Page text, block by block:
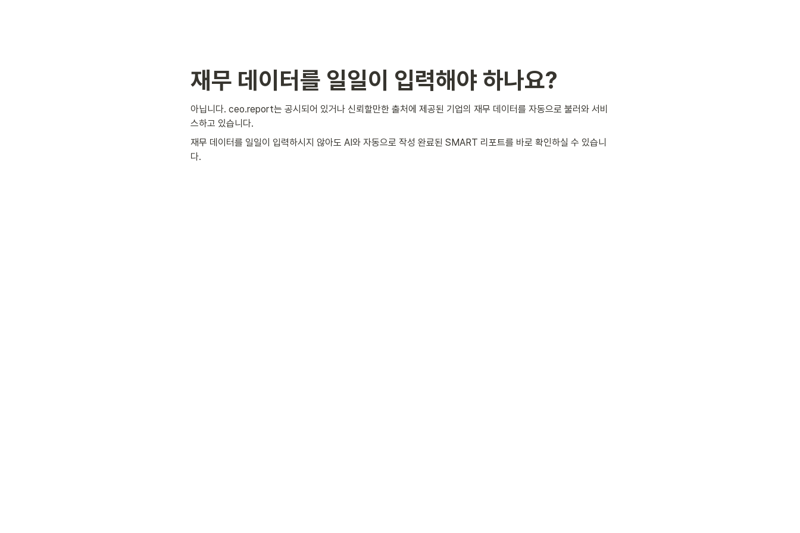
재무 데이터를 일일이 입력해야 하나요?
아닙니다. ceo.report는 공시되어 있거나 신뢰할만한 출처에 제공된 기업의 재무 데이터를 자동으로 불러와 서비
스하고 있습니다.
재무 데이터를 일일이 입력하시지 않아도 AI와 자동으로 작성 완료된 SMART 리포트를 바로 확인하실 수 있습니
다.